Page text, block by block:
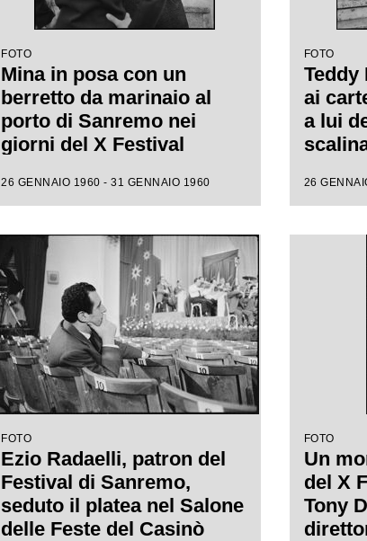
FOTO
Mina in posa con un
berretto da marinaio al
porto di Sanremo nei
giorni del X Festival
26 GENNAIO 1960 - 31 GENNAIO 1960
FOTO
Teddy
ai
a lui
X
26
FOTO
Ezio Radaelli, patron del
Festival di Sanremo,
seduto il platea nel Salone
delle Feste del Casinò
FOTO
Un
del X
Tony